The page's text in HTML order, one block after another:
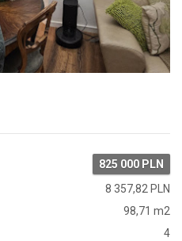
825 000 PLN
8 357,82 PLN
98,71 m2
4